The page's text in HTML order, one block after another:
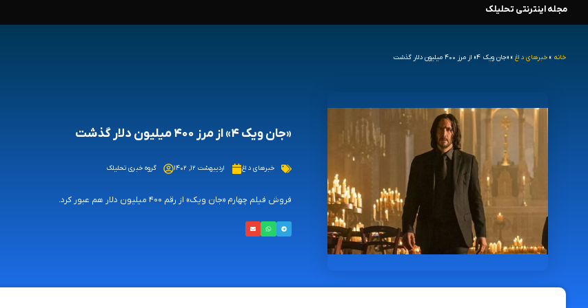
محتوا
مجله اینترنتی تحلیلک
خانه » خبرهای داغ » «جان ویک ۴» از مرز ۴۰۰ میلیون دلار گذشت
«جان ویک ۴» از مرز ۴۰۰ میلیون دلار گذشت
خبرهای داغ اردیبهشت ۱۲, ۱۴۰۲ گروه خبری تحلیلک
فروش فیلم چهارم «جان ویک» از رقم ۴۰۰ میلیون دلار هم عبور کرد.